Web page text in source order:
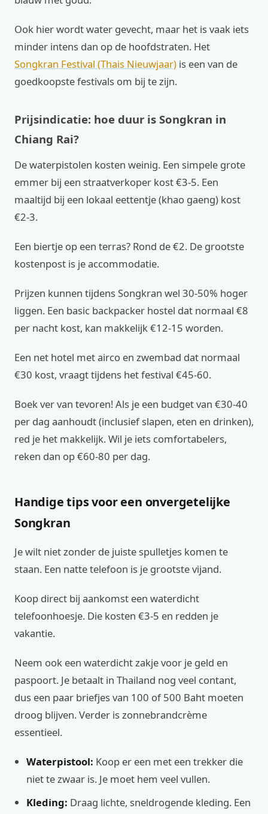
Ook hier wordt water gevecht, maar het is vaak iets
minder intens dan op de hoofdstraten. Het
Songkran Festival (Thais Nieuwjaar) is een van de
goedkoopste festivals om bij te zijn.
Prijsindicatie: hoe duur is Songkran in
Chiang Rai?
De waterpistolen kosten weinig. Een simpele grote
emmer bij een straatverkoper kost €3-5. Een
maaltijd bij een lokaal eettentje (khao gaeng) kost
€2-3.
Een biertje op een terras? Rond de €2. De grootste
kostenpost is je accommodatie.
Prijzen kunnen tijdens Songkran wel 30-50% hoger
liggen. Een basic backpacker hostel dat normaal €8
per nacht kost, kan makkelijk €12-15 worden.
Een net hotel met airco en zwembad dat normaal
€30 kost, vraagt tijdens het festival €45-60.
Boek ver van tevoren! Als je een budget van €30-40
per dag aanhoudt (inclusief slapen, eten en drinken),
red je het makkelijk. Wil je iets comfortabelers,
reken dan op €60-80 per dag.
Handige tips voor een onvergetelijke
Songkran
Je wilt niet zonder de juiste spulletjes komen te
staan. Een natte telefoon is je grootste vijand.
Koop direct bij aankomst een waterdicht
telefoonhoesje. Die kosten €3-5 en redden je
vakantie.
Neem ook een waterdicht zakje voor je geld en
paspoort. Je betaalt in Thailand nog veel contant,
dus een paar briefjes van 100 of 500 Baht moeten
droog blijven. Verder is zonnebrandcrème
essentieel.
Waterpistool: Koop er een met een trekker die
niet te zwaar is. Je moet hem veel vullen.
Kleding: Draag lichte, sneldrogende kleding. Een